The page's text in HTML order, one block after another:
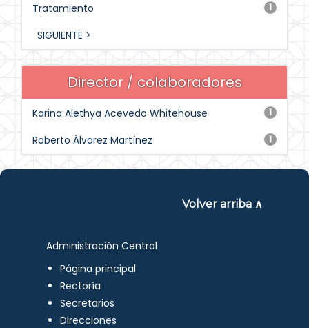
1
Tratamiento
SIGUIENTE >
Director / colaboradores
1
Karina Alethya Acevedo Whitehouse
1
Roberto Álvarez Martínez
Volver arriba ∧
Administración Central
Página principal
Rectoría
Secretarios
Direcciones